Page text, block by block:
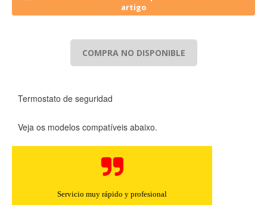
artigo
COMPRA NO DISPONIBLE
Termostato de seguridad
Veja os modelos compatíveis abaixo.
Servicio muy rápido y profesional